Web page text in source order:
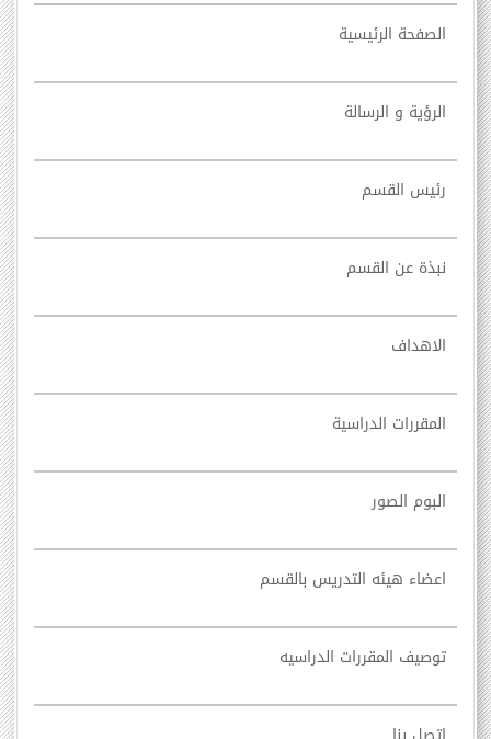
الصفحة الرئيسية
الرؤية و الرسالة
رئيس القسم
نبذة عن القسم
الاهداف
المقررات الدراسية
البوم الصور
اعضاء هيئه التدريس بالقسم
توصيف المقررات الدراسيه